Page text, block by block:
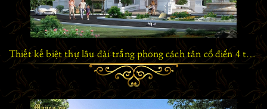
Thiết kế biệt thự lâu đài trắng phong cách tân cổ điển 4 tầng xa hoa bề thế